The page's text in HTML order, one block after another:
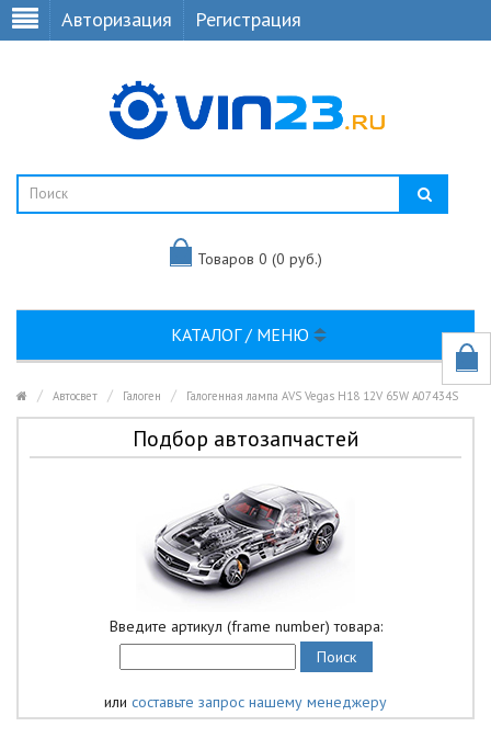
Авторизация Регистрация
Товаров 0 (0 руб.)
КАТАЛОГ / МЕНЮ
Автосвет Галоген Галогенная лампа AVS Vegas H18 12V 65W A07434S
Подбор автозапчастей
Введите артикул (frame number) товара:
или составьте запрос нашему менеджеру